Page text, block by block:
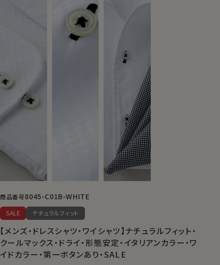
商品番号8045-C01B-WHITE
SALE ナチュラルフィット
【メンズ・ドレスシャツ・ワイシャツ】ナチュラルフィット・
クールマックス・ドライ・形態安定・イタリアンカラー・ワ
イドカラー・第一ボタンあり・SALE